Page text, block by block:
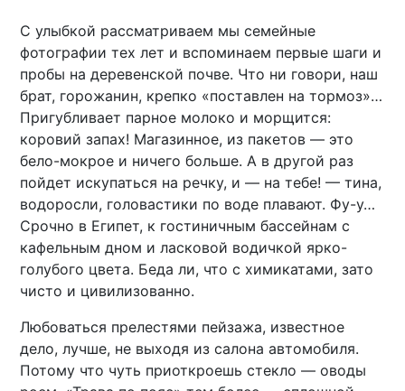
С улыбкой рассматриваем мы семейные
фотографии тех лет и вспоминаем первые шаги и
пробы на деревенской почве. Что ни говори, наш
брат, горожанин, крепко «поставлен на тормоз»…
Пригубливает парное молоко и морщится:
коровий запах! Магазинное, из пакетов — это
бело-мокрое и ничего больше. А в другой раз
пойдет искупаться на речку, и — на тебе! — тина,
водоросли, головастики по воде плавают. Фу-у…
Срочно в Египет, к гостиничным бассейнам с
кафельным дном и ласковой водичкой ярко-
голубого цвета. Беда ли, что с химикатами, зато
чисто и цивилизованно.
Любоваться прелестями пейзажа, известное
дело, лучше, не выходя из салона автомобиля.
Потому что чуть приоткроешь стекло — оводы